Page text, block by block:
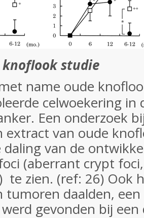
studie
name oude
celwoekering in
Een onderzoek
extract van oude
daling van de
(aberrant crypt
te zien. (ref: 26) Ook
tumoren daalden,
gevonden bij